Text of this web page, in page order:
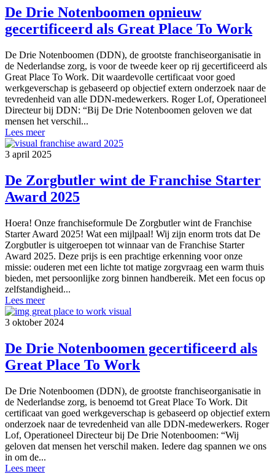
De Drie Notenboomen opnieuw
gecertificeerd als Great Place To Work
De Drie Notenboomen (DDN), de grootste franchiseorganisatie in
de Nederlandse zorg, is voor de tweede keer op rij gecertificeerd als
Great Place To Work. Dit waardevolle certificaat voor goed
werkgeverschap is gebaseerd op objectief extern onderzoek naar de
tevredenheid van alle DDN-medewerkers. Roger Lof, Operationeel
Directeur bij DDN: “Bij De Drie Notenboomen geloven we dat
mensen het verschil...
Lees meer
3 april 2025
De Zorgbutler wint de Franchise Starter
Award 2025
Hoera! Onze franchiseformule De Zorgbutler wint de Franchise
Starter Award 2025! Wat een mijlpaal! Wij zijn enorm trots dat De
Zorgbutler is uitgeroepen tot winnaar van de Franchise Starter
Award 2025. Deze prijs is een prachtige erkenning voor onze
missie: ouderen met een lichte tot matige zorgvraag een warm thuis
bieden, met persoonlijke zorg binnen handbereik. Met een focus op
zelfstandigheid...
Lees meer
3 oktober 2024
De Drie Notenboomen gecertificeerd als
Great Place To Work
De Drie Notenboomen (DDN), de grootste franchiseorganisatie in
de Nederlandse zorg, is benoemd tot Great Place To Work. Dit
certificaat van goed werkgeverschap is gebaseerd op objectief extern
onderzoek naar de tevredenheid van alle DDN-medewerkers. Roger
Lof, Operationeel Directeur bij De Drie Notenboomen: “Wij
geloven dat mensen het verschil maken. Iedere dag spannen we ons
in om de...
Lees meer